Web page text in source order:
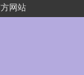
网站